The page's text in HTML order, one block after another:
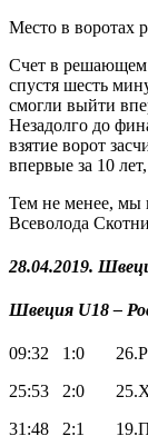
Место в воротах
Счет в решающем
спустя шесть
смогли выйти
Незадолго до
взятие ворот
впервые за 10
Тем не менее, мы
Всеволода
28.04.2019.
Швеция U18 –
09:32 1:0
25:53 2:0
31:48 2:1